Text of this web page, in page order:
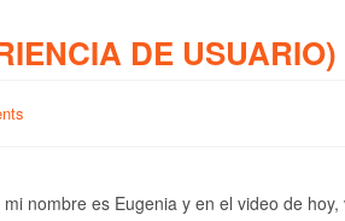
DE USUARIO)
nombre es Eugenia y en el video de hoy,